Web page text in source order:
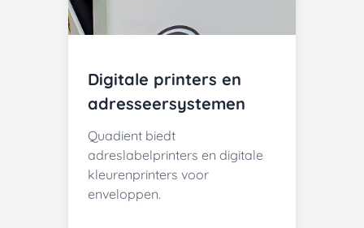
Digitale printers en
adresseersystemen
Quadient biedt
adreslabelprinters en digitale
kleurenprinters voor
enveloppen.